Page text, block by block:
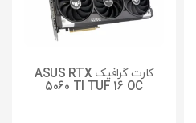
کارت گرافیک ASUS RTX
5060 TI TUF 16 OC